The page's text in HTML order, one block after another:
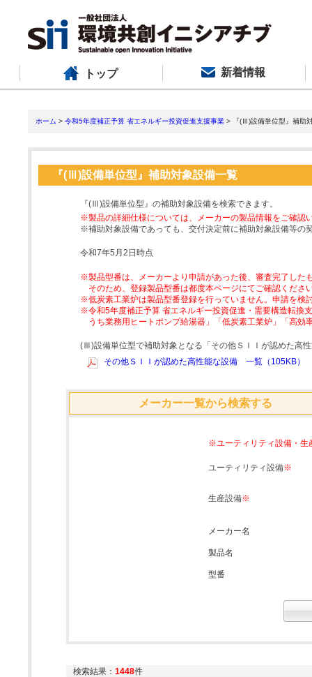
トップ 新着情報
ホーム > 令和5年度補正予算 省エネルギー投資促進支援事業 > 『(Ⅲ)設備単位型』補助
『(Ⅲ)設備単位型』補助対象設備一覧
『(Ⅲ)設備単位型』の補助対象設備を検索できます。
※製品の詳細仕様については、メーカーの製品情報をご確認
※補助対象設備であっても、交付決定前に補助対象設備等の
令和7年5月2日時点
※製品型番は、メーカーより申請があった後、審査完了した
そのため、登録製品型番は都度本ページにてご確認くださ
※低炭素工業炉は製品型番登録を行っていません。申請を検
※令和5年度補正予算 省エネルギー投資促進・需要構造転換
うち業務用ヒートポンプ給湯器」「低炭素工業炉」「高
(Ⅲ)設備単位型で補助対象となる「その他ＳＩＩが認めた高
その他ＳＩＩが認めた高性能な設備 一覧（105KB）
メーカー一覧から検索する
※ユーティリティ設備・生
ユーティリティ設備※
生産設備※
メーカー名
製品名
型番
検索結果： 1448件